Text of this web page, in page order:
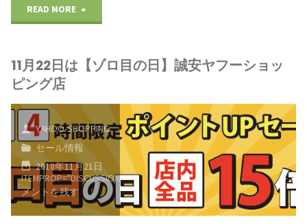
続
READ MORE
モ
イ
ト」
が
入
11月22日は【ゾロ目の日】誠安ヤフーショッ
ピング店
YAHOO-SHOPPING
セール情報
2018年11月21日
ITEMPROP="DISCUSSIONURL"コ
メントを残す